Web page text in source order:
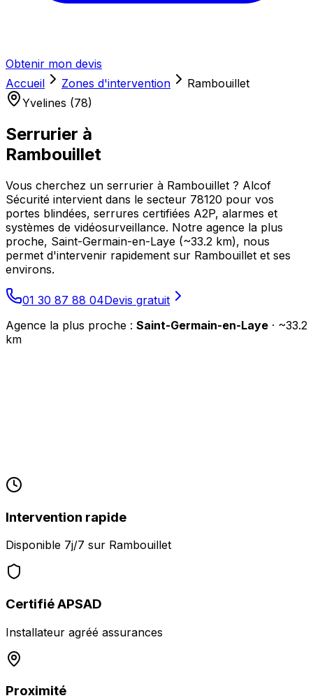
Obtenir mon devis
Accueil
Zones d'intervention
Rambouillet
Yvelines (78)
Serrurier à
Rambouillet
Vous cherchez un serrurier à Rambouillet ? Alcof
Sécurité intervient dans le secteur 78120 pour vos
portes blindées, serrures certifiées A2P, alarmes et
systèmes de vidéosurveillance. Notre agence la plus
proche, Saint-Germain-en-Laye (~33.2 km), nous
permet d'intervenir rapidement sur Rambouillet et ses
environs.
01 30 87 88 04Devis gratuit
Agence la plus proche : Saint-Germain-en-Laye · ~33.2
km
Intervention rapide
Disponible 7j/7 sur Rambouillet
Certifié APSAD
Installateur agréé assurances
Proximité